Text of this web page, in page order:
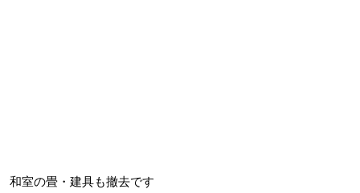
和室の畳・建具も撤去です